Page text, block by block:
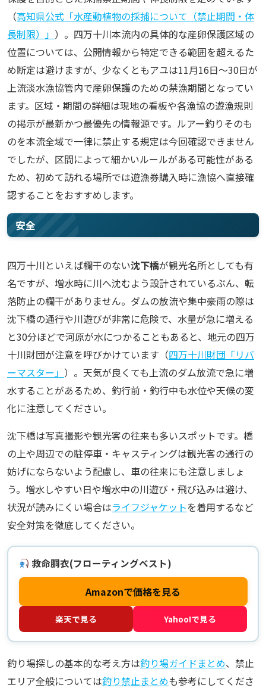
（高知県公式「水産動植物の採捕について（禁止期間・体
長制限）」 ）。四万十川本流内の具体的な産卵保護区域の
位置については、公開情報から特定できる範囲を超えるた
め断定は避けますが、少なくともアユは11月16日〜30日が
上流淡水漁協管内で産卵保護のための禁漁期間となってい
ます。区域・期間の詳細は現地の看板や各漁協の遊漁規則
の掲示が最新かつ最優先の情報源です。ルアー釣りそのも
のを本流全域で一律に禁止する規定は今回確認できません
でしたが、区間によって細かいルールがある可能性がある
ため、初めて訪れる場所では遊漁券購入時に漁協へ直接確
認することをおすすめします。
安全
四万十川といえば欄干のない沈下橋が観光名所としても有
名ですが、増水時に川へ沈むよう設計されているぶん、転
落防止の欄干がありません。ダムの放流や集中豪雨の際は
沈下橋の通行や川遊びが非常に危険で、水量が急に増える
と30分ほどで河原が水につかることもあると、地元の四万
十川財団が注意を呼びかけています（四万十川財団「リバ
ーマスター」 ）。天気が良くても上流のダム放流で急に増
水することがあるため、釣行前・釣行中も水位や天候の変
化に注意してください。
沈下橋は写真撮影や観光客の往来も多いスポットです。橋
の上や周辺での駐停車・キャスティングは観光客の通行の
妨げにならないよう配慮し、車の往来にも注意しましょ
う。増水しやすい日や増水中の川遊び・飛び込みは避け、
状況が読みにくい場合はライフジャケットを着用するなど
安全対策を徹底してください。
救命胴衣(フローティングベスト)
Amazonで価格を見る
楽天で見る Yahoo!で見る
釣り場探しの基本的な考え方は釣り場ガイドまとめ、禁止
エリア全般については釣り禁止まとめも参考にしてくださ